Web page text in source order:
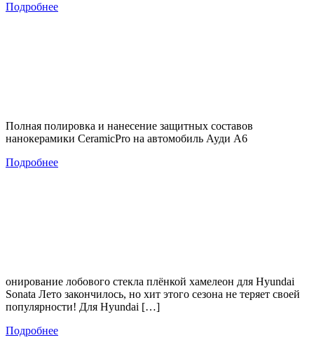
Подробнее
Полная полировка и нанесение защитных составов
нанокерамики CeramicPro на автомобиль Ауди А6
Подробнее
онирование лобового стекла плёнкой хамелеон для Hyundai
Sonata Лето закончилось, но хит этого сезона не теряет своей
популярности! Для Hyundai […]
Подробнее